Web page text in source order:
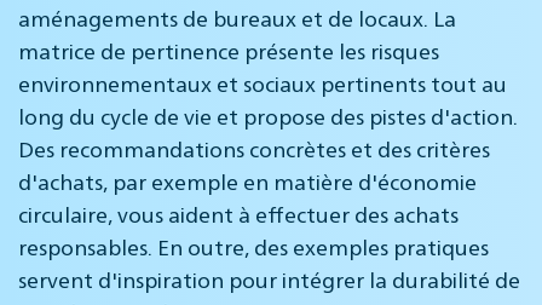
aménagements de bureaux et de locaux. La
matrice de pertinence présente les risques
environnementaux et sociaux pertinents tout au
long du cycle de vie et propose des pistes d'action.
Des recommandations concrètes et des critères
d'achats, par exemple en matière d'économie
circulaire, vous aident à effectuer des achats
responsables. En outre, des exemples pratiques
servent d'inspiration pour intégrer la durabilité de